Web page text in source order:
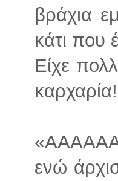
βράχια
κάτι που
Είχε
καρχαρία!
ενώ